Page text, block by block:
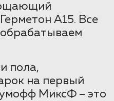
А15. Все
пола,
на первый
МиксФ – это